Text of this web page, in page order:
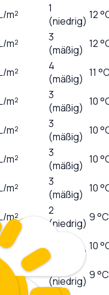
m²
1
(niedrig) 12
m²
3
(mäßig) 12
m²
4
(mäßig) 11
m²
3
(mäßig) 10
m²
3
(mäßig) 10
m²
3
(mäßig) 10
m²
3
(mäßig) 10
m²
2
(niedrig) 9 °C
m²
(niedrig) 10
L/m²
(niedrig) 9 °C